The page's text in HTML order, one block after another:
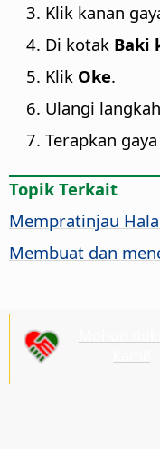
Klik kanan
Di kotak Baki
Klik Oke.
Ulangi
Terapkan
Topik Terkait
Mempratinjau
Membuat dan